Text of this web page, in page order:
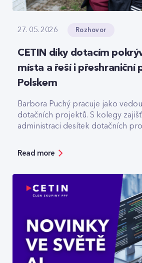
27. 05. 2026 Rozhovor
CETIN díky dotacím
místa a řeší i přeshraniční
Polskem
Barbora Puchý pracuje jako
dotačních projektů. S kolegy
administraci desítek dotačních
lokalitách.
Read more